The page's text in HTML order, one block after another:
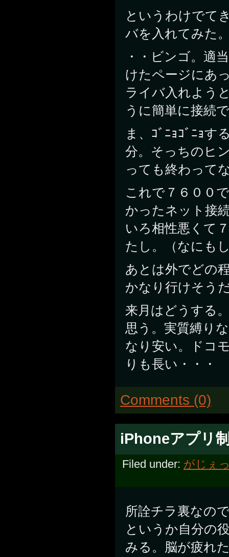
というわけでて
バを入れてみた
・・ビンゴ。適
けたページにあ
ライバ入れよう
うに簡単に接続
ま、ｺﾞﾆｮｺﾞﾆｮす
分。そっちのヒ
っても終わって
これで７６００
かったネット接
いろ相性悪くて
たし。（なにも
あとは外でどの
かなり行けそう
来月はどうする
思う。実質縛り
なり安い。ドコ
りも長い・・・
Comments (0)
iPhoneアプリ
Filed under: がじぇ
所詮チラ裏なの
というか自分の
みる。脳が疲れ